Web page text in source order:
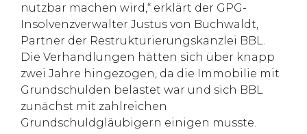
nutzbar machen wird,“ erklärt der GPG-
Insolvenzverwalter Justus von Buchwaldt,
Partner der Restrukturierungskanzlei BBL.
Die Verhandlungen hätten sich über knapp
zwei Jahre hingezogen, da die Immobilie mit
Grundschulden belastet war und sich BBL
zunächst mit zahlreichen
Grundschuldgläubigern einigen musste.